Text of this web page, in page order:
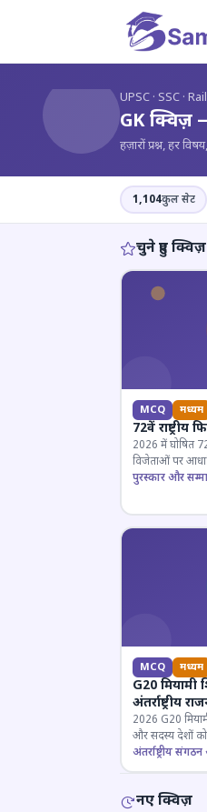
? UPSC · SSC ·
GK क्विज़
हज़ारों प्रश्न, हर
1,104कुल सेट
चुने हुए क्विज़
MCQ मध्यम
72वें राष्ट्रीय
2026 में घोषित
विजेताओं पर
पुरस्कार और सम्मान
MCQ मध्यम
G20
अंतर्राष्ट्रीय
2026 G20
और सदस्य देशों को
राजनयिक घटनाओं
अंतर्राष्ट्रीय संगठन
नए क्विज़